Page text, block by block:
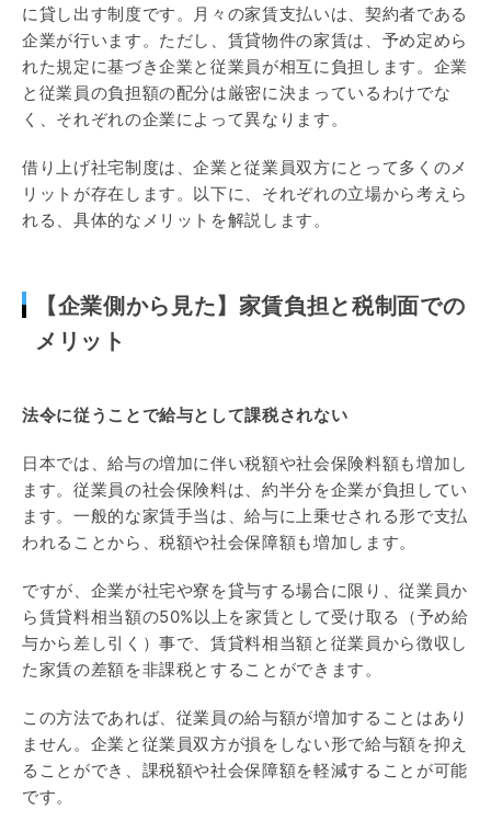
に貸し出す制度です。月々の家賃支払いは、契約者である
企業が行います。ただし、賃貸物件の家賃は、予め定めら
れた規定に基づき企業と従業員が相互に負担します。企業
と従業員の負担額の配分は厳密に決まっているわけでな
く、それぞれの企業によって異なります。
借り上げ社宅制度は、企業と従業員双方にとって多くのメ
リットが存在します。以下に、それぞれの立場から考えら
れる、具体的なメリットを解説します。
【企業側から見た】家賃負担と税制面での
メリット
法令に従うことで給与として課税されない
日本では、給与の増加に伴い税額や社会保険料額も増加し
ます。従業員の社会保険料は、約半分を企業が負担してい
ます。一般的な家賃手当は、給与に上乗せされる形で支払
われることから、税額や社会保障額も増加します。
ですが、企業が社宅や寮を貸与する場合に限り、従業員か
ら賃貸料相当額の50%以上を家賃として受け取る（予め給
与から差し引く）事で、賃貸料相当額と従業員から徴収し
た家賃の差額を非課税とすることができます。
この方法であれば、従業員の給与額が増加することはあり
ません。企業と従業員双方が損をしない形で給与額を抑え
ることができ、課税額や社会保障額を軽減することが可能
です。